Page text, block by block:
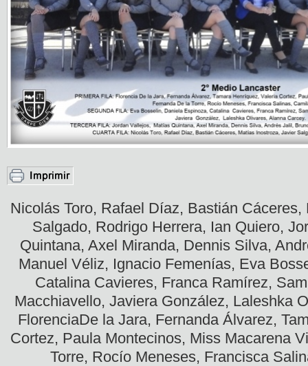
Nicolás Toro, Rafael Díaz, Bastián
Salgado, Rodrigo Herrera, Ian Quiero,
Quintana, Axel Miranda, Dennis Silva,
Manuel Véliz, Ignacio Femenías, Eva
Catalina Cavieres, Franca Ramírez,
Macchiavello, Javiera González, Laleshka
FlorenciaDe la Jara, Fernanda Álvarez,
Cortez, Paula Montecinos, Miss Macarena
Torre, Rocío Meneses, Francisca